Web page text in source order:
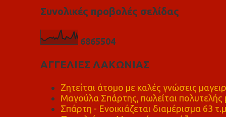
Συνολικές προβολές σελίδας
6865504
ΑΓΓΕΛΙΕΣ ΛΑΚΩΝΙΑΣ
Ζητείται άτομο με καλές γνώσεις
Μαγούλα Σπάρτης, πωλείται πολυτελής
Σπάρτη - Ενοικιάζεται διαμέρισμα 63 τ.μ